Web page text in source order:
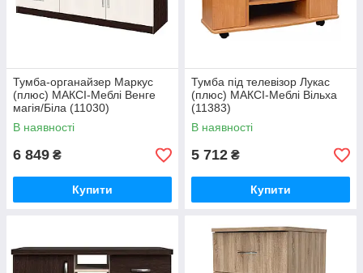
Тумба-органайзер Маркус
(плюс) МАКСІ-Меблі Венге
магія/Біла (11030)
В наявності
6 849 ₴
Купити
Тумба під телевізор Лукас
(плюс) МАКСІ-Меблі Вільха
(11383)
В наявності
5 712 ₴
Купити